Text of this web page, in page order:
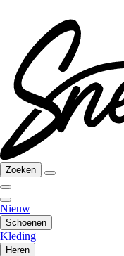
Zoeken
Nieuw
Schoenen
Kleding
Heren